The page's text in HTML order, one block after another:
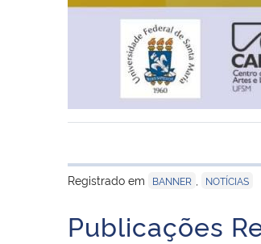
Registrado em
BANNER NOTÍCIAS
Publicações